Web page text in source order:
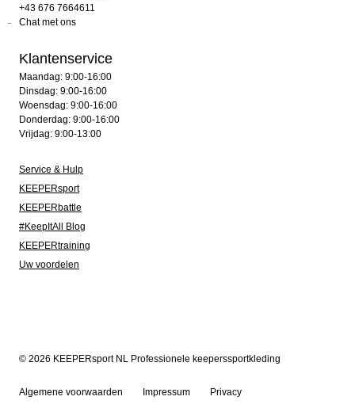
+43 676 7664611
Chat met ons
Klantenservice
Maandag: 9:00-16:00
Dinsdag: 9:00-16:00
Woensdag: 9:00-16:00
Donderdag: 9:00-16:00
Vrijdag: 9:00-13:00
Service & Hulp
KEEPERsport
KEEPERbattle
#KeepItAll Blog
KEEPERtraining
Uw voordelen
© 2026 KEEPERsport NL Professionele keeperssportkleding
Algemene voorwaarden Impressum Privacy